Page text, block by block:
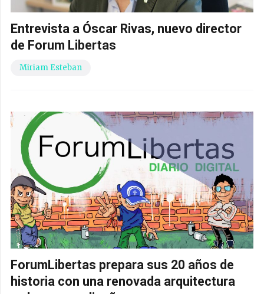
Entrevista a Óscar Rivas, nuevo director
de Forum Libertas
Miriam Esteban
ForumLibertas prepara sus 20 años de
historia con una renovada arquitectura